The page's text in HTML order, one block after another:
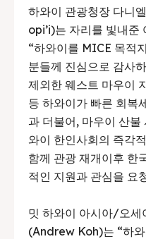
하와이 관광청장 다니
opi’i)는 자리를 빛내준
“하와이를 MICE 목적
분들께 진심으로 감사
제외한 웨스트 마우이
등 하와이가 빠른 회복
과 더불어, 마우이 산
와이 한인사회의 즉각
함께 관광 재개이후 한
적인 지원과 관심을 요
밋 하와이 아시아/오세
(Andrew Koh)는 “하